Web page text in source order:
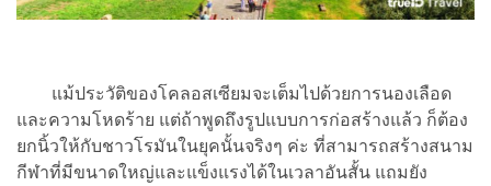
แม้ประวัติของโคลอสเซียมจะเต็มไปด้วยการนองเลือด
และความโหดร้าย แต่ถ้าพูดถึงรูปแบบการก่อสร้างแล้ว ก็ต้อง
ยกนิ้วให้กับชาวโรมันในยุคนั้นจริงๆ ค่ะ ที่สามารถสร้างสนาม
กีฬาที่มีขนาดใหญ่และแข็งแรงได้ในเวลาอันสั้น แถมยัง